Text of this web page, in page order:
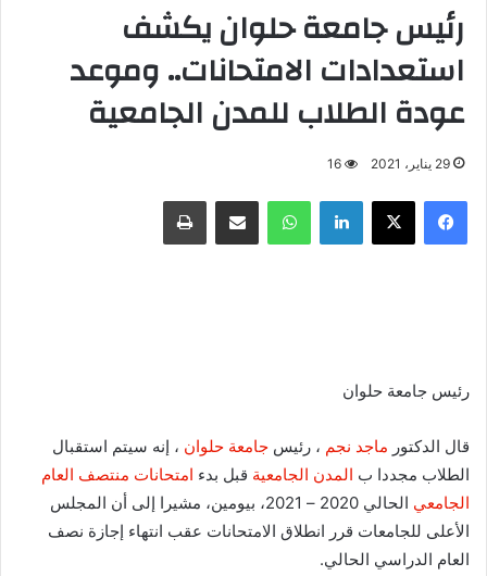
رئيس جامعة حلوان يكشف
استعدادات الامتحانات.. وموعد
عودة الطلاب للمدن الجامعية
29 يناير، 2021 16
فيسبوك X لينكدإن واتساب مشاركة عبر البريد طباعة
رئيس جامعة حلوان
قال الدكتور ماجد نجم ، رئيس جامعة حلوان ، إنه سيتم استقبال
الطلاب مجددا ب المدن الجامعية قبل بدء امتحانات منتصف العام
الجامعي
الحالي 2020 – 2021، بيومين، مشيرا إلى أن المجلس
الأعلى للجامعات قرر انطلاق الامتحانات عقب انتهاء إجازة نصف
العام الدراسي الحالي.